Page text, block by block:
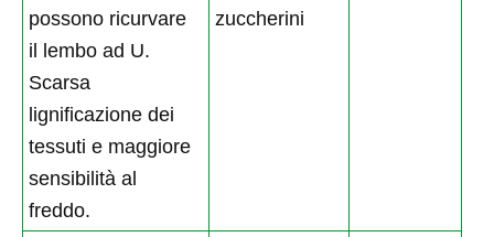
possono ricurvare
il lembo ad U.
Scarsa
lignificazione dei
tessuti e maggiore
sensibilità al
freddo.
zuccherini